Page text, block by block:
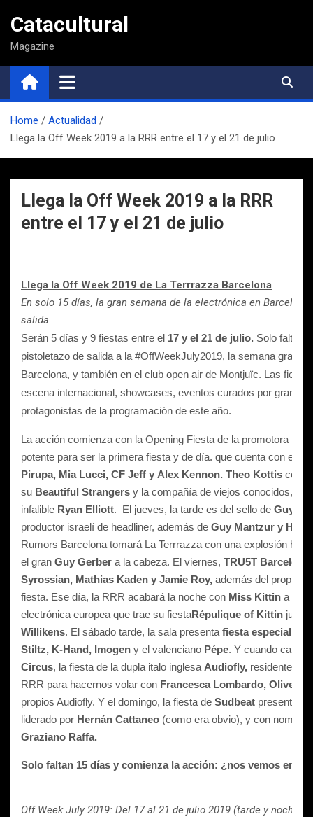
contenido
Catacultural
Magazine
Home
Actualidad
Llega la Off Week 2019 a la RRR entre el 17 y el 21 de julio
Llega la Off Week 2019 a la RRR
entre el 17 y el 21 de julio
Llega la Off Week 2019 de La Terrrazza Barcelona
En solo 15 días, la gran semana de la electrónica en
salida
Serán 5 días y 9 fiestas entre el 17 y el 21 de julio. Solo faltan
pistoletazo de salida a la #OffWeekJuly2019, la semana
Barcelona, y también en el club open air de Montjuïc. Las
escena internacional, showcases, eventos curados por
protagonistas de la programación de este año.
La acción comienza con la Opening Fiesta de la promotora
potente para ser la primera fiesta y de día. que cuenta con el
Pirupa, Mia Lucci, CF Jeff y Alex Kennon. Theo Kottis
su Beautiful Strangers y la compañía de viejos conocidos, la
infalible Ryan Elliott. El jueves, la tarde es del sello de Guy J,
productor israelí de headliner, además de Guy Mantzur y
Rumors Barcelona tomará La Terrrazza con una explosión
el gran Guy Gerber a la cabeza. El viernes, TRU5T Barcelona
Syrossian, Mathias Kaden y Jamie Roy, además del propio
fiesta. Ese día, la RRR acabará la noche con Miss Kittin a los
electrónica europea que trae su fiestaRépulique of Kittin junto
Willikens. El sábado tarde, la sala presenta fiesta especial
Stiltz, K-Hand, Imogen y el valenciano Pépe. Y cuando caiga
Circus, la fiesta de la dupla italo inglesa Audiofly, residentes
RRR para hacernos volar con Francesca Lombardo, Oliver
propios Audiofly. Y el domingo, la fiesta de Sudbeat presenta
liderado por Hernán Cattaneo (como era obvio), y con
Graziano Raffa.
Solo faltan 15 días y comienza la acción: ¿nos vemos en La
Off Week July 2019: Del 17 al 21 de julio 2019 (tarde y noche,